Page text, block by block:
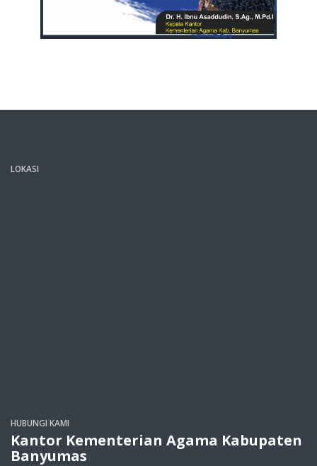
LOKASI
HUBUNGI KAMI
Kantor Kementerian Agama Kabupaten
Banyumas